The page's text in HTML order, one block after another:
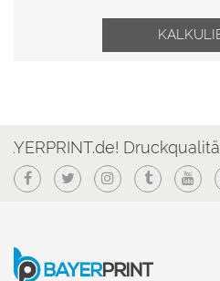
Druckqualität
FacebookTwitterInstagram
Tumblr